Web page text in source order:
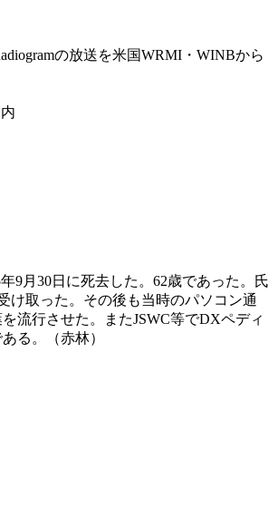
の放送を米国WRMI・WINBから
9月30日に死去した。62歳であった。氏
け取った。その後も当時のパソコン通
流行させた。またJSWC等でDXペディ
る。（赤林）